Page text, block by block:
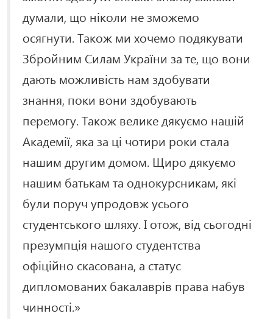
думали, що ніколи не зможемо
осягнути. Також ми хочемо подякувати
Збройним Силам України за те, що вони
дають можливість нам здобувати
знання, поки вони здобувають
перемогу. Також велике дякуємо нашій
Академії, яка за ці чотири роки стала
нашим другим домом. Щиро дякуємо
нашим батькам та однокурсникам, які
були поруч упродовж усього
студентського шляху. І отож, від сьогодні
презумпція нашого студентства
офіційно скасована, а статус
дипломованих бакалаврів права набув
чинності.»